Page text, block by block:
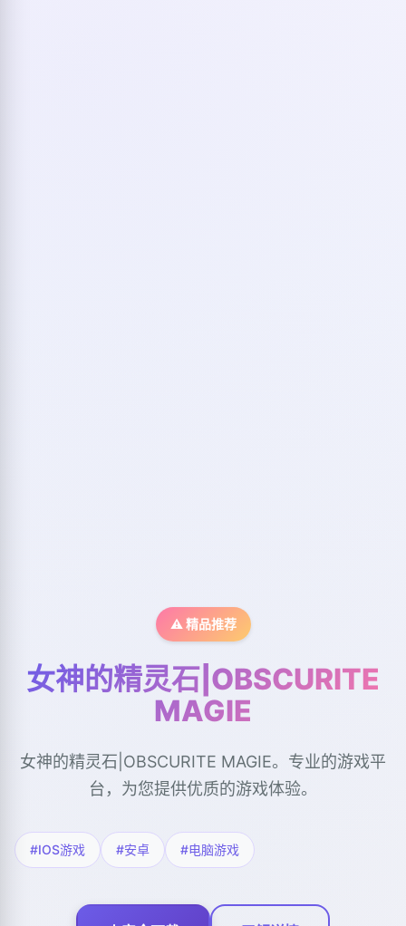
⚠️ 精品推荐
女神的精灵石|OBSCURITE
MAGIE
女神的精灵石|OBSCURITE MAGIE。专业的游戏平
台，为您提供优质的游戏体验。
#IOS游戏 #安卓 #电脑游戏